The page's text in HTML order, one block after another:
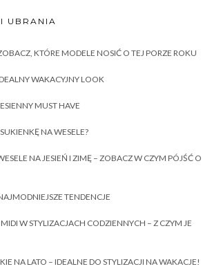
UBRANIA
KTÓRE MODELE NOSIĆ O TEJ PORZE ROKU
WAKACYJNY LOOK
MUST HAVE
NA WESELE?
NA JESIEŃ I ZIMĘ – ZOBACZ W CZYM PÓJŚĆ O
TENDENCJE
W STYLIZACJACH CODZIENNYCH – Z CZYM JE
NA LATO – IDEALNE DO STYLIZACJI NA WAKACJE!